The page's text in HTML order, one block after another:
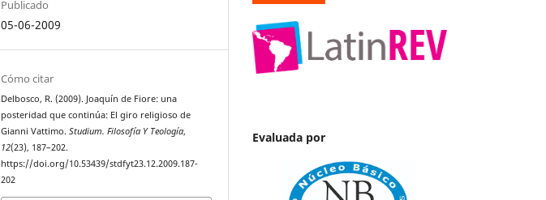
Publicado
05-06-2009
Cómo citar
Delbosco, R. (2009). Joaquín de Fiore: una
posteridad que continúa: El giro religioso de
Gianni Vattimo.Studium. Filosofía Y Teología,
12(23), 187–202.
https://doi.org/10.53439/stdfyt23.12.2009.187-
202
Evaluada por